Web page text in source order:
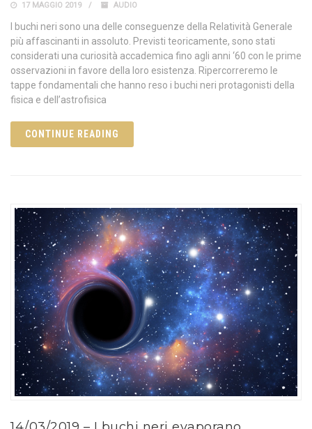
17 MAGGIO 2019 AUDIO
I buchi neri sono una delle conseguenze della Relatività Generale
più affascinanti in assoluto. Previsti teoricamente, sono stati
considerati una curiosità accademica fino agli anni ‘60 con le prime
osservazioni in favore della loro esistenza. Ripercorreremo le
tappe fondamentali che hanno reso i buchi neri protagonisti della
fisica e dell’astrofisica
CONTINUE READING